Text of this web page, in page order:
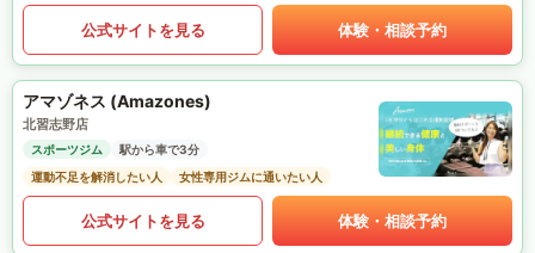
公式サイトを見る 体験・相談予約
アマゾネス (Amazones)
北習志野店
スポーツジム
駅から車で3分
運動不足を解消したい人
女性専用ジムに通いたい人
公式サイトを見る 体験・相談予約